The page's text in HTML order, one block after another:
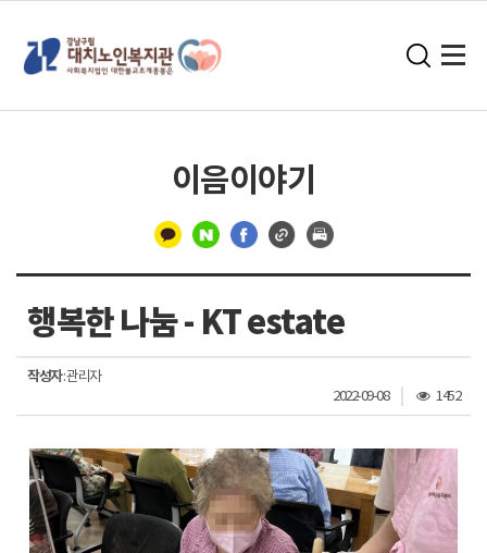
이음이야기
분
선
행복한 나눔 - KT estate
작성자: 관리자
2022-09-08
조
회
1452